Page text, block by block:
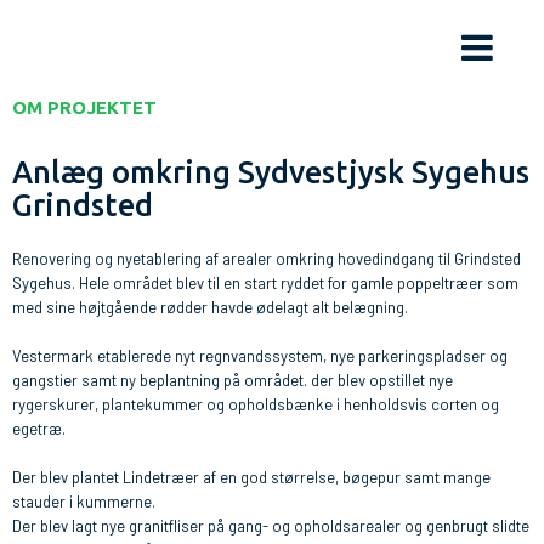
OM PROJEKTET
Anlæg omkring Sydvestjysk Sygehus
Grindsted
Renovering og nyetablering af arealer omkring hovedindgang til Grindsted
Sygehus. Hele området blev til en start ryddet for gamle poppeltræer som
med sine højtgående rødder havde ødelagt alt belægning.
Vestermark etablerede nyt regnvandssystem, nye parkeringspladser og
gangstier samt ny beplantning på området. der blev opstillet nye
rygerskurer, plantekummer og opholdsbænke i henholdsvis corten og
egetræ.
Der blev plantet Lindetræer af en god størrelse, bøgepur samt mange
stauder i kummerne.
Der blev lagt nye granitfliser på gang- og opholdsarealer og genbrugt slidte